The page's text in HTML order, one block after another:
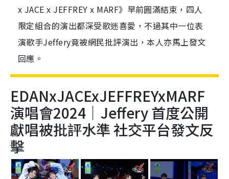
x JACE x JEFFREY x MARF》早前圓滿結束，四人
限定組合的演出都深受歌迷喜愛，不過其中一位表
演歌手Jeffery竟被網民批評演出，本人亦馬上發文
回應。
EDANxJACExJEFFREYxMARF
演唱會2024｜Jeffery 首度公開
獻唱被批評水準 社交平台發文反
擊